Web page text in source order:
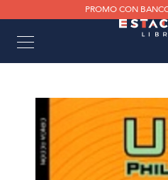
PROMO CON